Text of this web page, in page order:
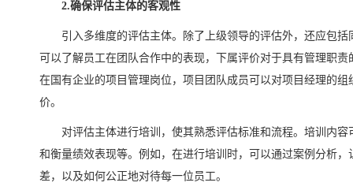
2.确保评估主体的客观性
引入多维度的评估主体。除了上级领导的评估外，还应包
可以了解员工在团队合作中的表现，下属评价对于具有管理职
在国有企业的项目管理岗位，项目团队成员可以对项目经理的
价。
对评估主体进行培训，使其熟悉评估标准和流程。培训内
和衡量绩效表现等。例如，在进行培训时，可以通过案例分析
差，以及如何公正地对待每一位员工。